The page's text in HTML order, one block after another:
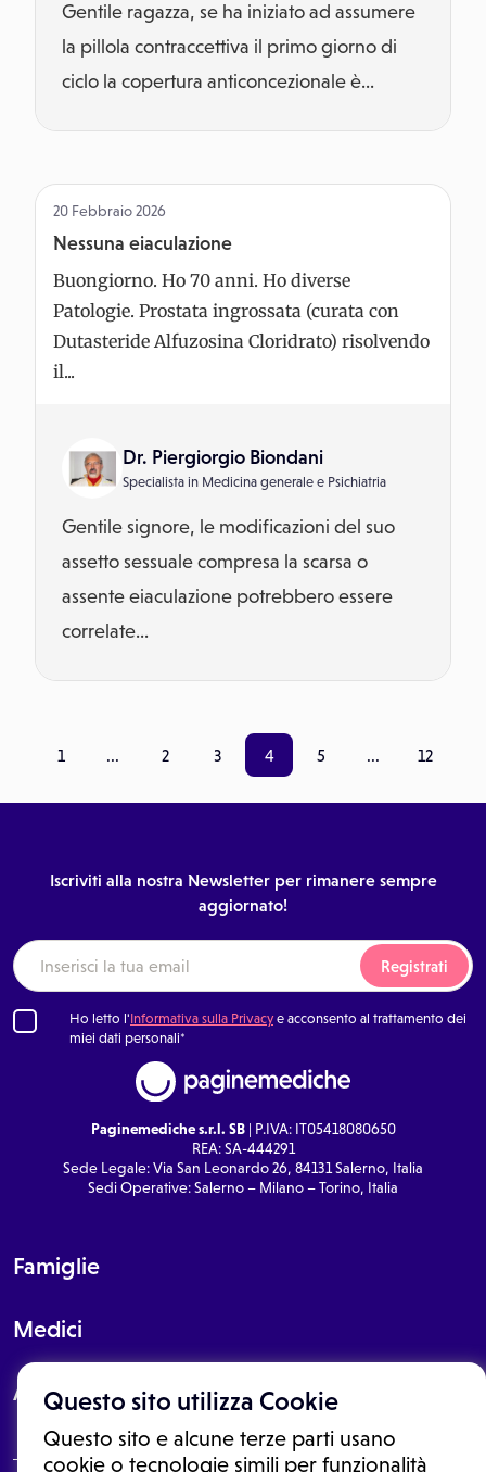
Questo sito utilizza Cookie
Questo sito e alcune terze parti usano
cookie o tecnologie simili per funzionalità
Gentile ragazza, se ha iniziato ad assumere
la pillola contraccettiva il primo giorno di
ciclo la copertura anticoncezionale è...
20 Febbraio 2026
Nessuna eiaculazione
Buongiorno. Ho 70 anni. Ho diverse
Patologie. Prostata ingrossata (curata con
Dutasteride Alfuzosina Cloridrato) risolvendo
il...
Dr. Piergiorgio Biondani
Specialista in Medicina generale e Psichiatria
Gentile signore, le modificazioni del suo
assetto sessuale compresa la scarsa o
assente eiaculazione potrebbero essere
correlate...
1 ... 2 3 4 5 ... 12
Iscriviti alla nostra Newsletter per rimanere sempre
aggiornato!
Registrati
Ho letto l'Informativa sulla Privacye acconsento al trattamento dei
miei dati personali*
Paginemediche s.r.l. SB| P.IVA: IT05418080650
REA: SA-444291
Sede Legale: Via San Leonardo 26, 84131 Salerno, Italia
Sedi Operative: Salerno – Milano – Torino, Italia
Famiglie
Medici
About